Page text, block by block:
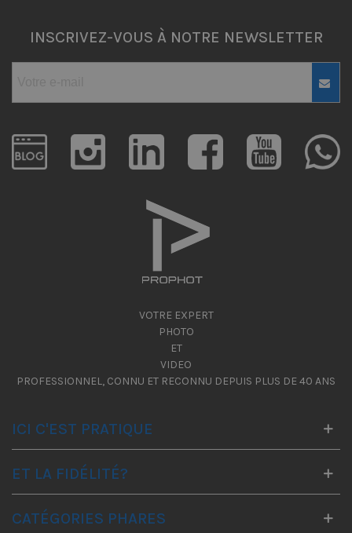
INSCRIVEZ-VOUS À NOTRE NEWSLETTER
VOTRE EXPERT
PHOTO
ET
VIDEO
PROFESSIONNEL, CONNU ET RECONNU DEPUIS PLUS DE 40 ANS
ICI C'EST PRATIQUE
ET LA FIDÉLITÉ?
CATÉGORIES PHARES